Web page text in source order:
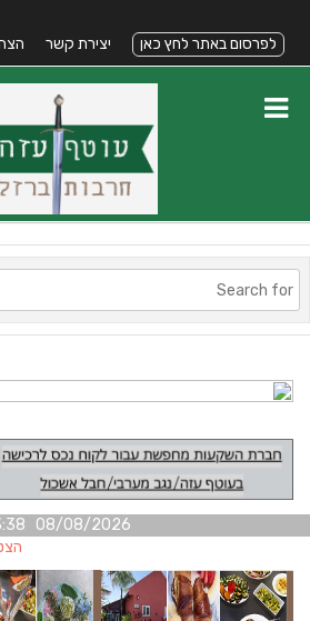
לפרסום באתר לחץ כאן
יצירת קשר
08/08/2026 13:38